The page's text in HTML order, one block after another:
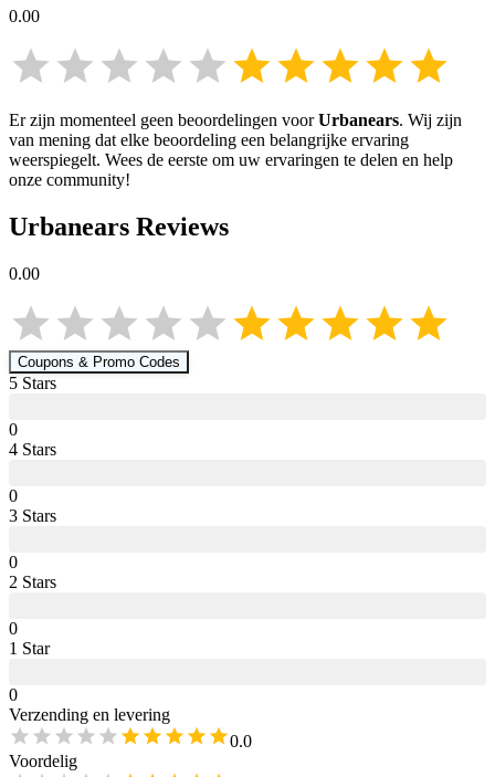
0.00
Er zijn momenteel geen beoordelingen voorUrbanears. Wij zijn
van mening dat elke beoordeling een belangrijke ervaring
weerspiegelt. Wees de eerste om uw ervaringen te delen en help
onze community!
Urbanears Reviews
0.00
Coupons & Promo Codes
5 Stars
0
4 Stars
0
3 Stars
0
2 Stars
0
1 Star
0
Verzending en levering
0.0
Voordelig